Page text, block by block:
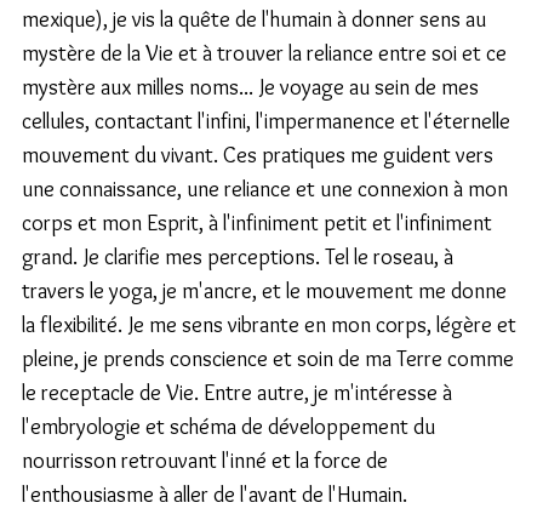
mexique), je vis la quête de l'humain à donner sens au
mystère de la Vie et à trouver la reliance entre soi et ce
mystère aux milles noms... Je voyage au sein de mes
cellules, contactant l'infini, l'impermanence et l'éternelle
mouvement du vivant. Ces pratiques me guident vers
une connaissance, une reliance et une connexion à mon
corps et mon Esprit, à l'infiniment petit et l'infiniment
grand. Je clarifie mes perceptions. Tel le roseau, à
travers le yoga, je m'ancre, et le mouvement me donne
la flexibilité. Je me sens vibrante en mon corps, légère et
pleine, je prends conscience et soin de ma Terre comme
le receptacle de Vie. Entre autre, je m'intéresse à
l'embryologie et schéma de développement du
nourrisson retrouvant l'inné et la force de
l'enthousiasme à aller de l'avant de l'Humain.